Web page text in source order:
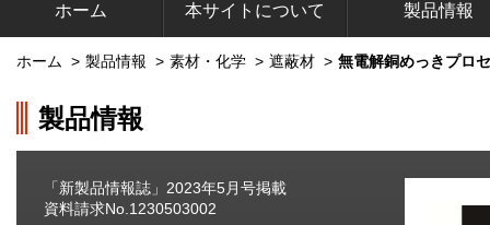
ホーム 本サイトについて 製品情報
ホーム > 製品情報 > 素材・化学 > 遮蔽材 > 無電解銅めっきプロ
製品情報
「新製品情報誌」2023年5月号掲載
資料請求No.1230503002